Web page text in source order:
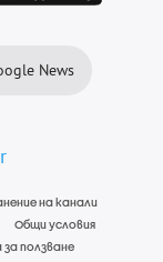
News
на канали
Общи условия
ползване